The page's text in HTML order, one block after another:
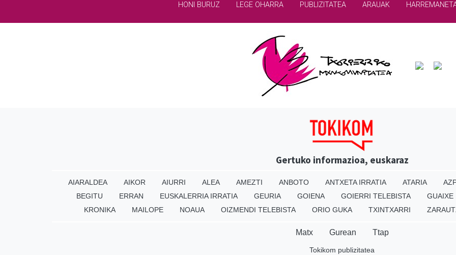
HONI BURUZ LEGE OHARRA PUBLIZITATEA ARAUAK
Gertuko informazioa, euskaraz
AIARALDEA AIKOR AIURRI ALEA AMEZTI ANBOTO ANTXETA IRRATIA ATARIA
BEGITU
ERRAN EUSKALERRIA IRRATIA GEURIA GOIENA GOIERRI TELEBISTA
GUAIXE
KRONIKA
MAILOPE NOAUA OIZMENDI TELEBISTA ORIO GUKA TXINTXARRI
Matx Gurean Ttap
Tokikom publizitatea